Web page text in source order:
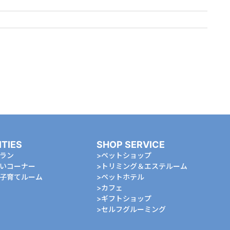
ン
コーナー
育てルーム
SHOP SERVICE
ペットショップ
トリミング＆エステルーム
ペットホテル
カフェ
ギフトショップ
セルフグルーミング